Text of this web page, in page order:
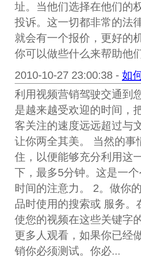
址。当他们选择在他们的
投诉。这一切都非常的法
就会有一个报价，更好的
你可以做些什么来帮助他
2010-10-27 23:00:38 - 如
利用视频营销驾驶交通到
是越来越受欢迎的时间，
客关注的速度远远超过与
让你两全其美。 当然的
住，以便能够充分利用这
下，最多5分钟。这是一
时间的注意力。 2。做你
品时使用的搜索或 服务
使您的视频在这些关键字
更多人观看，如果你已经
销你必须测试。你必...